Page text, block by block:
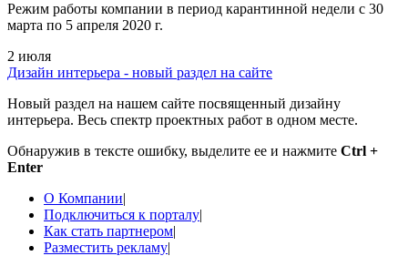
Режим работы компании в период карантинной недели c 30
марта по 5 апреля 2020 г.
2 июля
Дизайн интерьера - новый раздел на сайте
Новый раздел на нашем сайте посвященный дизайну
интерьера. Весь спектр проектных работ в одном месте.
Обнаружив в тексте ошибку, выделите ее и нажмите Ctrl +
Enter
О Компании|
Подключиться к порталу|
Как стать партнером|
Разместить рекламу|